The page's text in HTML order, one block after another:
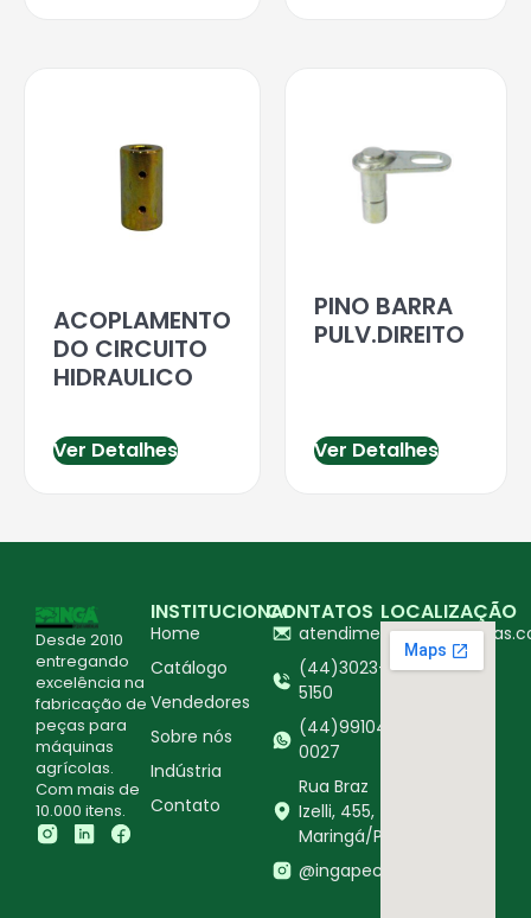
ACOPLAMENTO
DO CIRCUITO
HIDRAULICO
Ver Detalhes
PINO BARRA
PULV.DIREITO
Ver Detalhes
Desde 2010
entregando
excelência na
fabricação de
peças para
máquinas
agrícolas.
Com mais de
10.000 itens.
INSTITUCIONAL
Home
Catálogo
Vendedores
Sobre nós
Indústria
Contato
CONTATOS
(44)3023-
5150
(44)99104-
0027
Rua Braz
Izelli, 455,
Maringá/PR
@ingapecasagricolas
LOCALIZAÇÃO